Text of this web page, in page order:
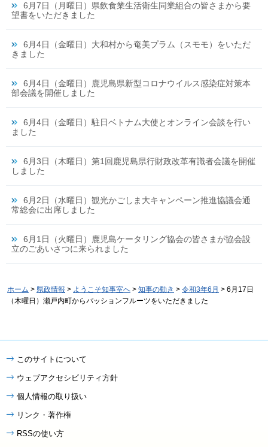
6月7日（月曜日）県飲食業生活衛生同業組合の皆さまから要
望書をいただきました
6月4日（金曜日）大和村から奄美プラム（スモモ）をいただ
きました
6月4日（金曜日）鹿児島県新型コロナウイルス感染症対策本
部会議を開催しました
6月4日（金曜日）駐日ベトナム大使とオンライン会談を行い
ました
6月3日（木曜日）第1回鹿児島県行財政改革有識者会議を開催
しました
6月2日（水曜日）観光かごしま大キャンペーン推進協議会通
常総会に出席しました
6月1日（火曜日）鹿児島ケータリング協会の皆さまが協会設
立のごあいさつに来られました
ホーム > 県政情報 > ようこそ知事室へ > 知事の動き > 令和3年6月 > 6月17日
（木曜日）瀬戸内町からパッションフルーツをいただきました
このサイトについて
ウェブアクセシビリティ方針
個人情報の取り扱い
リンク・著作権
RSSの使い方